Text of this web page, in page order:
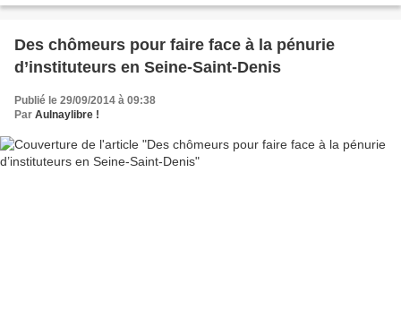
Des chômeurs pour faire face à la pénurie
d’instituteurs en Seine-Saint-Denis
Publié le 29/09/2014 à 09:38
Par Aulnaylibre !